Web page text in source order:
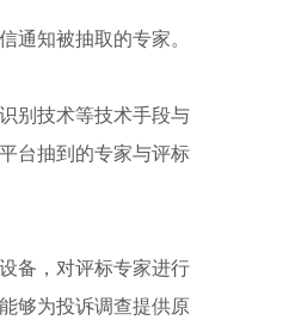
通知被抽取的专家。
别技术等技术手段与
台抽到的专家与评标
备，对评标专家进行
够为投诉调查提供原